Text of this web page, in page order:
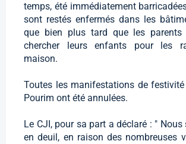
temps, été immédiatement
sont restés enfermés dans les
que bien plus tard que les
chercher leurs enfants pour les
maison.
Toutes les manifestations de
Pourim ont été annulées.
Le CJI, pour sa part a déclaré : "
en deuil, en raison des nombreuses